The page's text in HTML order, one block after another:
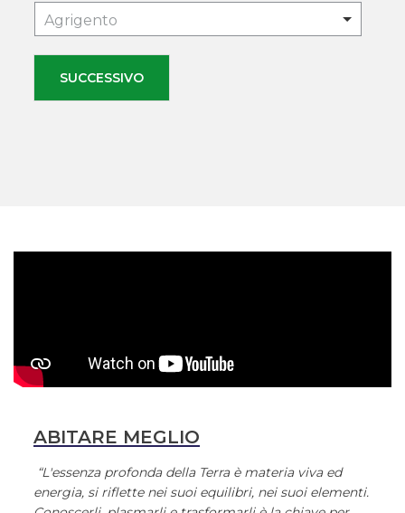
Agrigento
SUCCESSIVO
ABITARE MEGLIO
“L'essenza profonda della Terra è materia viva ed
energia, si riflette nei suoi equilibri, nei suoi elementi.